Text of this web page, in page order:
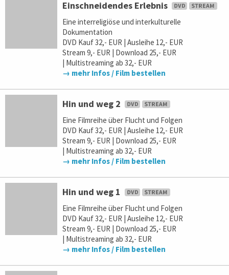
Einschneidendes Erlebnis
Eine interreligiöse und interkulturelle
Dokumentation
DVD Kauf 32,- EUR | Ausleihe 12,- EUR
Stream 9,- EUR | Download 25,- EUR
| Multistreaming ab 32,- EUR
→ mehr Infos / Film bestellen
Hin und weg 2
Eine Filmreihe über Flucht und Folgen
DVD Kauf 32,- EUR | Ausleihe 12,- EUR
Stream 9,- EUR | Download 25,- EUR
| Multistreaming ab 32,- EUR
→ mehr Infos / Film bestellen
Hin und weg 1
Eine Filmreihe über Flucht und Folgen
DVD Kauf 32,- EUR | Ausleihe 12,- EUR
Stream 9,- EUR | Download 25,- EUR
| Multistreaming ab 32,- EUR
→ mehr Infos / Film bestellen